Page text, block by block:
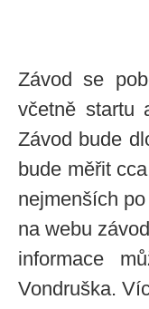
Závod se
včetně startu
Závod bude
bude měřit
nejmenších
na webu
informace
Vondruška.